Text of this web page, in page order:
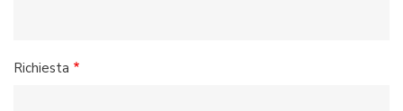
Richiesta